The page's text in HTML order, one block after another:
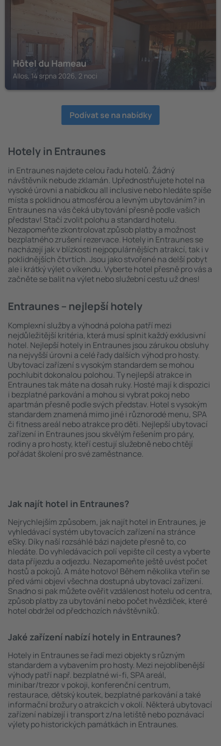
Hôtel du Hameau
Allos, 14 srpna 2026, 2 noci
Podívat se na nabídky
Hotely in Entraunes
in Entraunes najdete celou řadu hotelů. Žádný
návštěvník nebude zklamán. Upřednostňujete hotel na
vysoké úrovni a nabídkou all inclusive nebo hledáte spíše
místa s poklidnou atmosférou a levným ubytováním? in
Entraunes na vás čeká ubytování přesně podle vašich
představ! Stačí zvolit polohu a standard hotelu.
Nezapomeňte zkontrolovat způsob platby a možnost
bezplatného zrušení rezervace. Hotely in Entraunes se
nacházejí jak v blízkosti nejpopulárnějších atrakcí, tak i v
poklidnějších čtvrtích. Jsou jako stvořené na delší pobyt
ale i krátký výlet o víkendu. Vyberte hotel přesně pro vás a
začněte se balit na výlet nebo služební cestu už dnes!
Entraunes – nejlepší hotely
Komplexní služby a výhodná poloha patří mezi
nejdůležitější kritéria, která musí splnit každý exklusivní
hotel. Nejlepší hotely in Entraunes jsou zárukou obsluhy
na nejvyšší úrovni a celé řady dalších výhod pro hosty.
Ubytovací zařízení s vysokým standardem se mohou
pochlubit dokonalou polohou. Ty nejlepší atrakce in
Entraunes tak máte na dosah ruky. Hosté mají k dispozici
i bezplatné parkování a mohou si vybrat pokoj nebo
apartmán přesně podle svých představ. Hotel s vysokým
standardem znamená mimo jiné i různorodé menu, SPA
či fitness areál nebo atrakce pro děti. Nejlepší ubytovací
zařízení in Entraunes jsou skvělým řešením pro páry,
rodiny a pro hosty, kteří cestují služebně nebo chtějí
pořádat školení pro své zaměstnance.
Jak najít hotel in Entraunes?
Nejrychlejším způsobem, jak najít hotel in Entraunes, je
vyhledávací systém ubytovacích zařízení na stránce
eSky. Díky naší rozsáhlé bázi najdete přesně to, co
hledáte. Do vyhledávacích polí vepište cíl cesty a vyberte
data příjezdu a odjezdu. Nezapomeňte ještě uvést počet
hostů a pokojů. A máte hotovo! Během několika vteřin se
před vámi objeví všechna dostupná ubytovací zařízení.
Snadno si pak můžete ověřit vzdálenost hotelu od centra,
způsob platby za ubytování nebo počet hvězdiček, které
hotel obdržel od předchozích návštěvníků.
Jaké zařízení nabízí hotely in Entraunes?
Hotely in Entraunes se řadí mezi objekty s různým
standardem a vybavením pro hosty. Mezi nejoblíbenější
výhody patří např. bezplatné wi-fi, SPA areál,
minibar/trezor v pokoji, konferenční centrum,
restaurace, dětský koutek, bezplatné parkování a také
informační brožury o atrakcích v okolí. Některá ubytovací
zařízení nabízejí i transport z/na letiště nebo poznávací
výlety po historických památkách in Entraunes.